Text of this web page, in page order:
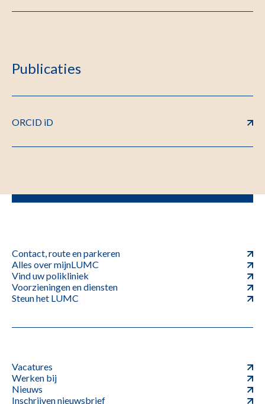
Publicaties
ORCID iD
Contact, route en parkeren
Alles over mijnLUMC
Vind uw polikliniek
Voorzieningen en diensten
Steun het LUMC
Vacatures
Werken bij
Nieuws
Inschrijven nieuwsbrief